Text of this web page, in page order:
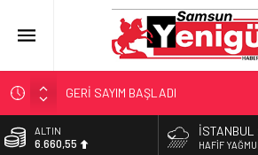
GERİ SAYIM BAŞLADI
SAMSUNSPOR’DA HEDEF 5’İNCİLİK!
‘BAFRA’YA YATIRIM YAPIN!’
BİST
13.779,39
İSTANBUL
HAFIF